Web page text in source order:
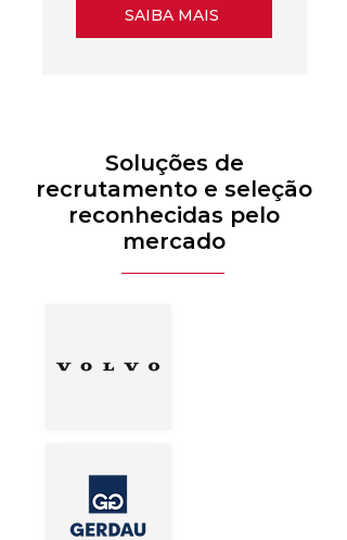
SAIBA MAIS
Soluções de
recrutamento e seleção
reconhecidas pelo
mercado